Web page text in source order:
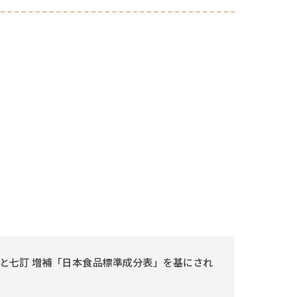
七訂 増補「日本食品標準成分表」を基にされ